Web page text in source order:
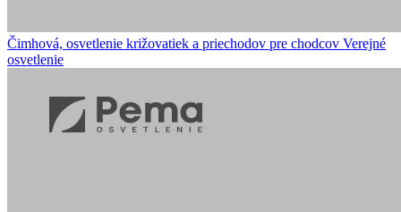
Čimhová, osvetlenie križovatiek a priechodov pre chodcov Verejné
osvetlenie